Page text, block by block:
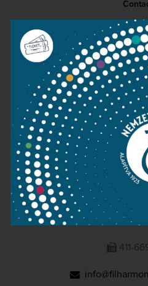
Public
Press
Terms and
NATIONAL
1095 Budapest,
411-
411-